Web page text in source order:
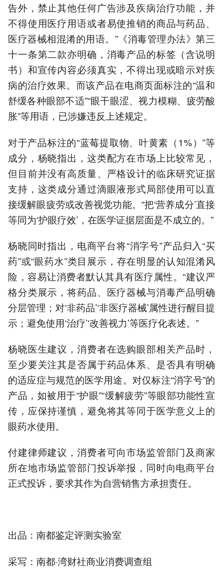
告外，禁止其他任何广告涉及疾病治疗功能，并
不得使用医疗用语或者易使推销的商品与药品、
医疗器械相混淆的用语。”《消毒管理办法》第三
十一条第二款亦明确，消毒产品的标签（含说明
书）和宣传内容必须真实，不得出现或暗示对疾
病的治疗效果。而该产品在电商页面标注的“温和
舒缓各种眼部不适”“眼干眼涩、视力模糊、疲劳酸
胀”等用语，已涉嫌违反上述规定。
对于产品标注的“蓝莓提取物、叶黄素（1%）”等
成分，杨晓指出，这类配方在市场上比较常见，
但目前并没有高质量、严格设计的临床研究证据
支持，这类成分通过滴眼液形式局部使用可以直
接缓解眼疲劳或改善视觉功能。“把‘营养成分’直接
等同为‘护眼疗效’，在医学证据层面是不成立的。”
杨晓同时指出，电商平台将“消字号”产品归入“买
药”或“眼药水”类目展示，存在明显的认知混淆风
险，容易让消费者默认其具有医疗属性。“建议严
格分类展示，将药品、医疗器械与消毒产品明确
分层管理；对‘非药品’‘非医疗器械’属性进行醒目提
示；避免使用‘治疗’‘改善视力’等医疗化表述。”
杨晓医生建议，消费者在选购眼部相关产品时，
至少要关注其是否属于药品体系、是否具有明确
的适应症与规范的医学用途。对仅标注“消字号”的
产品，如被用于“护眼”“缓解疲劳”等眼部功能性宣
传，应保持谨慎，避免将其等同于医学意义上的
眼药水使用。
付建律师建议，消费者可向市场监管部门及商家
所在地市场监管部门投诉举报，同时向电商平台
正式投诉，要求其作为自营销售方承担责任。
出品：南都鉴定评测实验室
采写：南都·湾财社商业消费调查组